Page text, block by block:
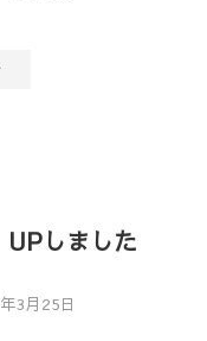
しました
3月25日